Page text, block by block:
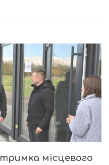
місцевого